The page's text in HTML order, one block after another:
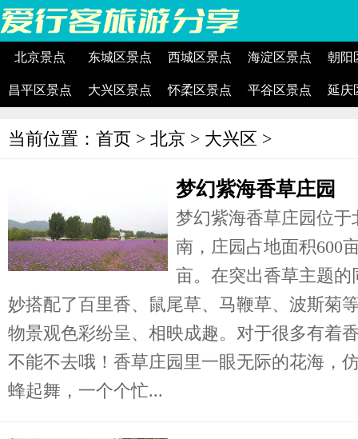
北京景点 东城区景点 西城区景点 海淀区景点 朝阳
昌平区景点 大兴区景点 怀柔区景点 平谷区景点 延庆
当前位置： 首页 > 北京 > 大兴区 >
梦幻紫海香草庄园
梦幻紫海香草庄园位
南，庄园占地面积600
亩。在突出香草主题
妙搭配了百里香、鼠尾草、马鞭草、波斯菊
物景观色彩纷呈、相映成趣。对于很多有着
不能不去哦！香草庄园里一眼无际的花海，
蜂起舞，一个个忙...